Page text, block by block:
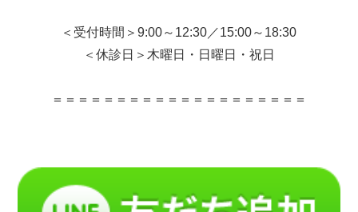
＜受付時間＞9:00～12:30／15:00～18:30
＜休診日＞木曜日・日曜日・祝日
＝＝＝＝＝＝＝＝＝＝＝＝＝＝＝＝＝＝＝＝